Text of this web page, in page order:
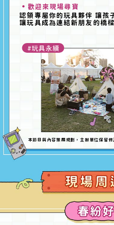
．歡迎來現場尋寶
認領專屬你的玩具夥伴 讓孩
讓玩具成為連結新朋友的橋
#玩具永續
本節 目與內容策展規劃，主辦單位保留